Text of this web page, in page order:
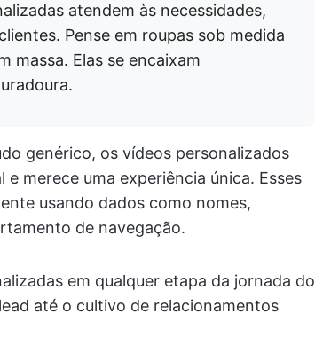
atendem às necessidades,
Pense em roupas sob medida
massa. Elas se encaixam
genérico, os vídeos personalizados
merece uma experiência única. Esses
usando dados como nomes,
de navegação.
em qualquer etapa da jornada do
até o cultivo de relacionamentos